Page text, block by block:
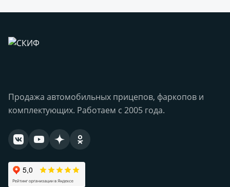
Продажа автомобильных прицепов, фаркопов и
комплектующих. Работаем с 2005 года.